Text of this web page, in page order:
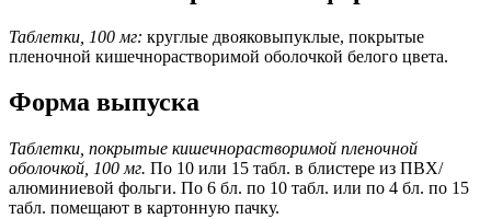
Таблетки, 100 мг: круглые двояковыпуклые, покрытые
пленочной кишечнорастворимой оболочкой белого цвета.
Форма выпуска
Таблетки, покрытые кишечнорастворимой пленочной
оболочкой, 100 мг. По 10 или 15 табл. в блистере из ПВХ/
алюминиевой фольги. По 6 бл. по 10 табл. или по 4 бл. по 15
табл. помещают в картонную пачку.